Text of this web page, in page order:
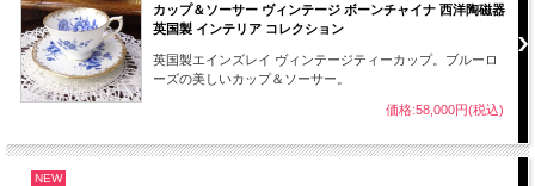
カップ＆ソーサー ヴィンテージ ボーンチャイナ 西洋陶磁器
英国製 インテリア コレクション
英国製エインズレイ ヴィンテージティーカップ。ブルーロ
ーズの美しいカップ＆ソーサー。
価格:58,000円(税込)
NEW